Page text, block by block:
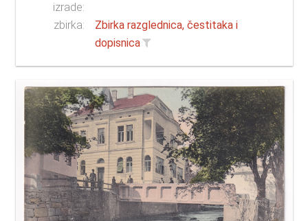
izrade:
zbirka:
Zbirka razglednica, čestitaka i
dopisnica